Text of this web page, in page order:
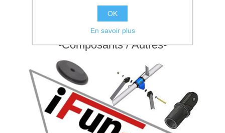
-Composants / Autres-
OK
En savoir plus